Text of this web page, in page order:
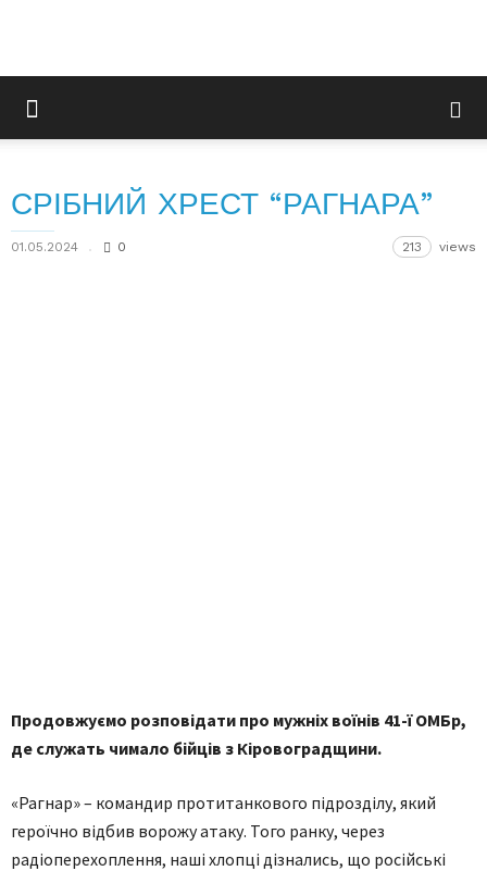
СРІБНИЙ ХРЕСТ “РАГНАРА”
01.05.2024 0 213 views
Продовжуємо розповідати про мужніх воїнів 41-ї ОМБр,
де служать чимало бійців з Кіровоградщини.
«Рагнар» – командир протитанкового підрозділу, який
героїчно відбив ворожу атаку. Того ранку, через
радіоперехоплення, наші хлопці дізнались, що російські